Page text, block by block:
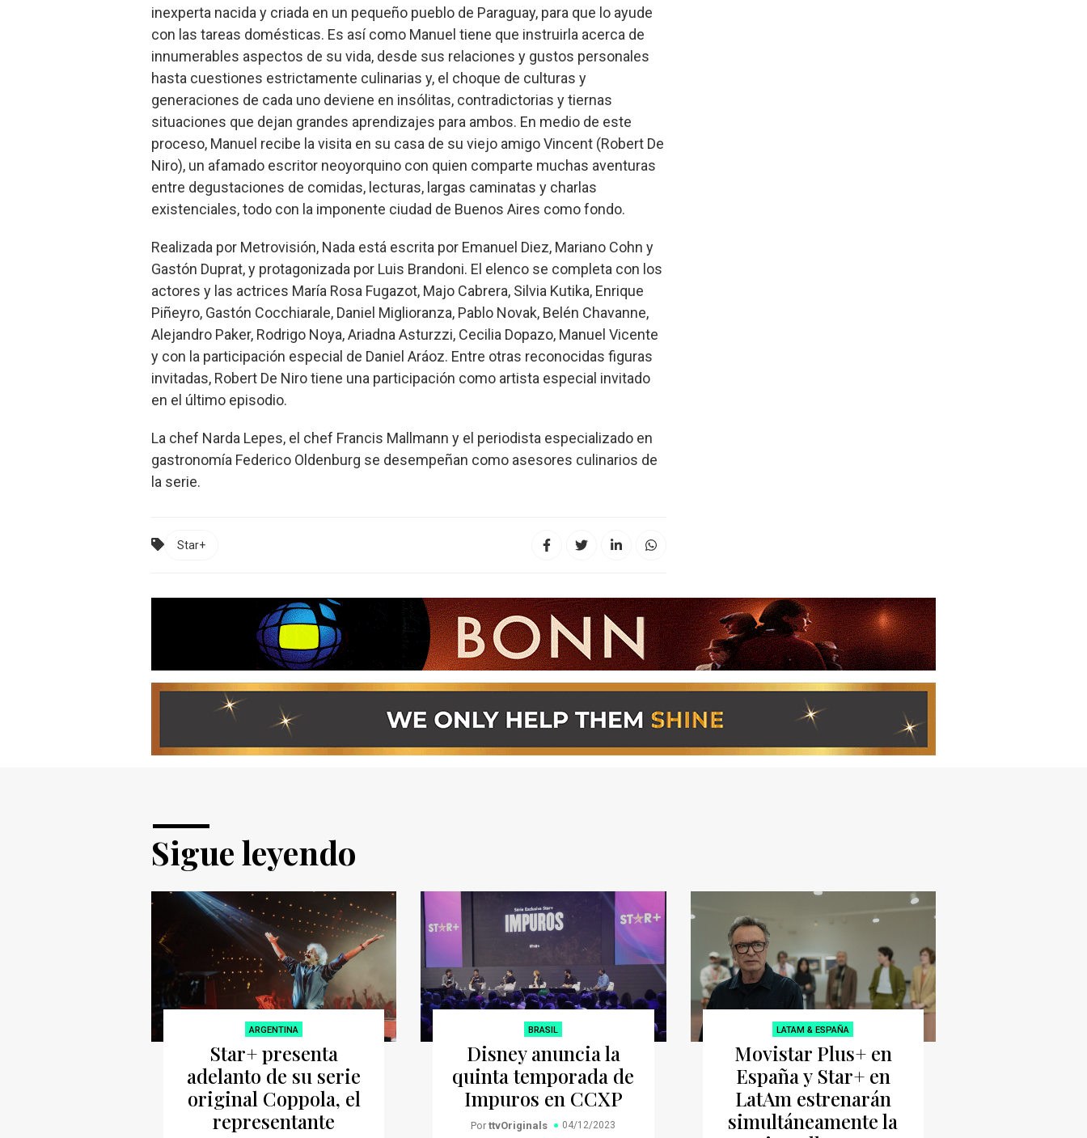
inexperta nacida y criada en un pequeño pueblo de Paraguay, para que lo ayude
con las tareas domésticas. Es así como Manuel tiene que instruirla acerca de
innumerables aspectos de su vida, desde sus relaciones y gustos personales
hasta cuestiones estrictamente culinarias y, el choque de culturas y
generaciones de cada uno deviene en insólitas, contradictorias y tiernas
situaciones que dejan grandes aprendizajes para ambos. En medio de este
proceso, Manuel recibe la visita en su casa de su viejo amigo Vincent (Robert De
Niro), un afamado escritor neoyorquino con quien comparte muchas aventuras
entre degustaciones de comidas, lecturas, largas caminatas y charlas
existenciales, todo con la imponente ciudad de Buenos Aires como fondo.
Realizada por Metrovisión, Nada está escrita por Emanuel Diez, Mariano Cohn y
Gastón Duprat, y protagonizada por Luis Brandoni. El elenco se completa con los
actores y las actrices María Rosa Fugazot, Majo Cabrera, Silvia Kutika, Enrique
Piñeyro, Gastón Cocchiarale, Daniel Miglioranza, Pablo Novak, Belén Chavanne,
Alejandro Paker, Rodrigo Noya, Ariadna Asturzzi, Cecilia Dopazo, Manuel Vicente
y con la participación especial de Daniel Aráoz. Entre otras reconocidas figuras
invitadas, Robert De Niro tiene una participación como artista especial invitado
en el último episodio.
La chef Narda Lepes, el chef Francis Mallmann y el periodista especializado en
gastronomía Federico Oldenburg se desempeñan como asesores culinarios de
la serie.
Star+
Sigue leyendo
ARGENTINA
Star+ presenta
adelanto de su serie
original Coppola, el
representante
BRASIL
Disney anuncia la
quinta temporada de
Impuros en CCXP
PorttvOriginals 04/12/2023
LATAM & ESPAÑA
Movistar Plus+ en
España y Star+ en
LatAm estrenarán
simultáneamente la